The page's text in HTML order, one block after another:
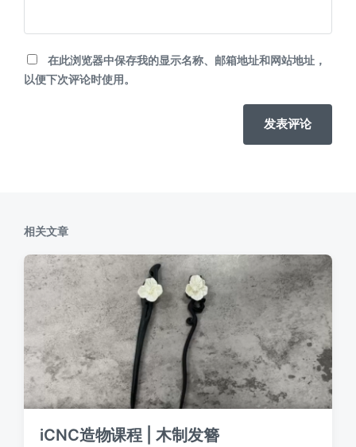
在此浏览器中保存我的显示名称、邮箱地址和网站地址，
以便下次评论时使用。
相关文章
iCNC造物课程 | 木制发簪